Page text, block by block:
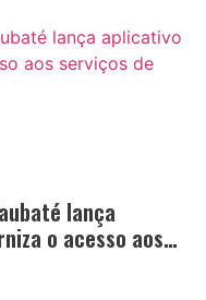
lança
o acesso aos